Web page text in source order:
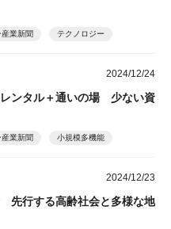
業新聞 テクノロジー
2024/12/24
ンタル＋通いの場 少ない資
業新聞 小規模多機能
2024/12/23
先行する高齢社会と多様な地